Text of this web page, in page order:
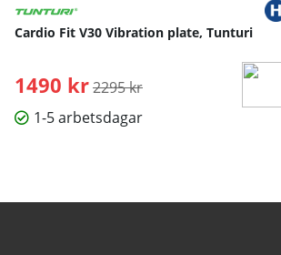
Cardio Fit V30 Vibration plate, Tunturi
1490 kr Ordinarie pris:
2295 kr
1-5 arbetsdagar